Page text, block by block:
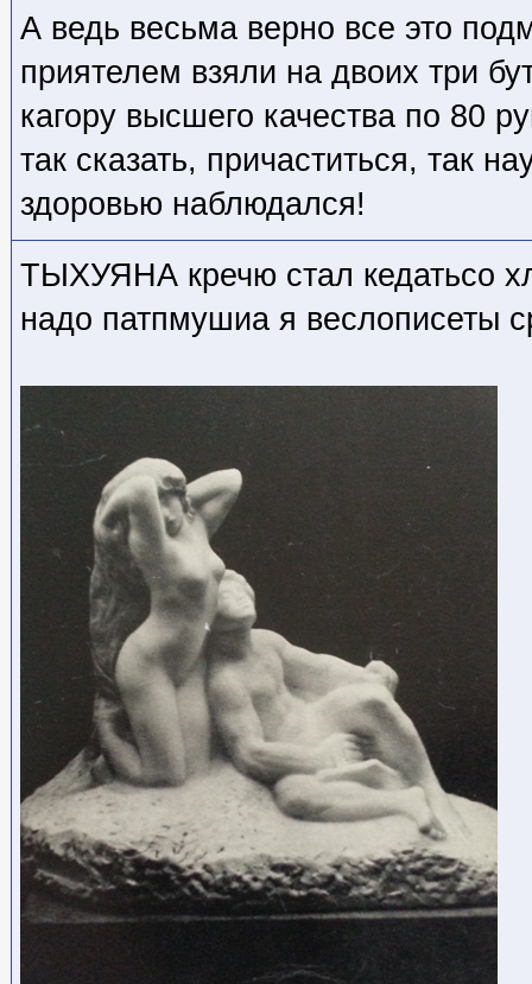
А ведь весьма верно все это
приятелем взяли на двоих три
кагору высшего качества по 80
так сказать, причаститься, так
здоровью наблюдался!
ТЫХУЯНА кречю стал кедатьсо
надо патпмушиа я веслописеты